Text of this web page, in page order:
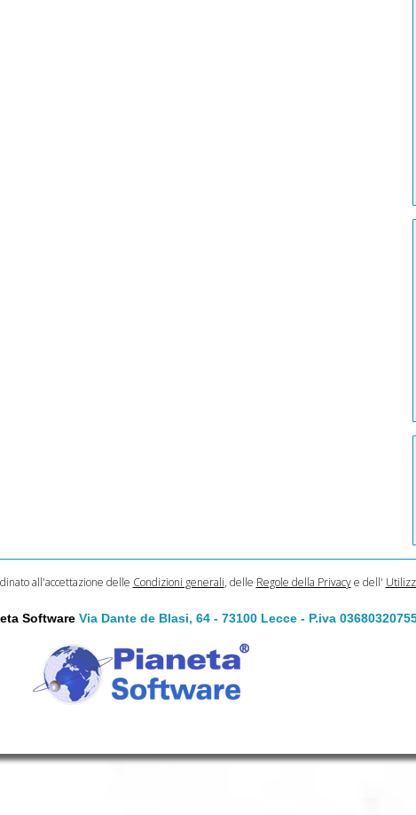
all'accettazione delle Condizioni generali, delle Regole della Privacye dell'
SoftwareVia Dante de Blasi, 64 - 73100 Lecce - P.iva